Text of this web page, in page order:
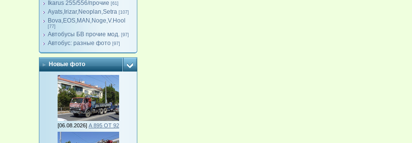
Ikarus 255/556/прочие [61]
Ayats,Irizar,Neoplan,Setra [107]
Bova,EOS,MAN,Noge,V.Hool
[77]
Автобусы БВ прочие мод. [97]
Автобус: разные фото [97]
Новые фото
[06.08.2026] А 895 ОТ 92